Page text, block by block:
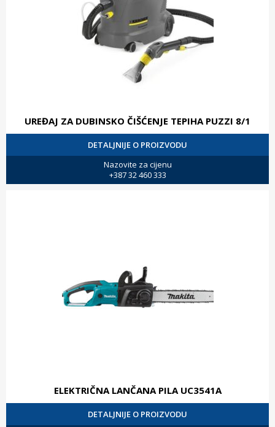
UREĐAJ ZA DUBINSKO ČIŠĆENJE TEPIHA PUZZI 8/1
DETALJNIJE O PROIZVODU
Nazovite za cijenu
+387 32 460 333
ELEKTRIČNA LANČANA PILA UC3541A
DETALJNIJE O PROIZVODU